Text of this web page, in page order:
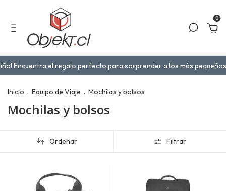
0
Encuentra el regalo perfecto para sorprender a los más pequeños en
Inicio . Equipo de Viaje . Mochilas y bolsos
Mochilas y bolsos
Ordenar Filtrar